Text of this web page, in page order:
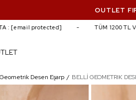
OUTLET
[email protected] TÜM 1200 TL
İPEK EŞARP 4112D
Geometrik Desen Eşarp BELLİ GEOMETRIK